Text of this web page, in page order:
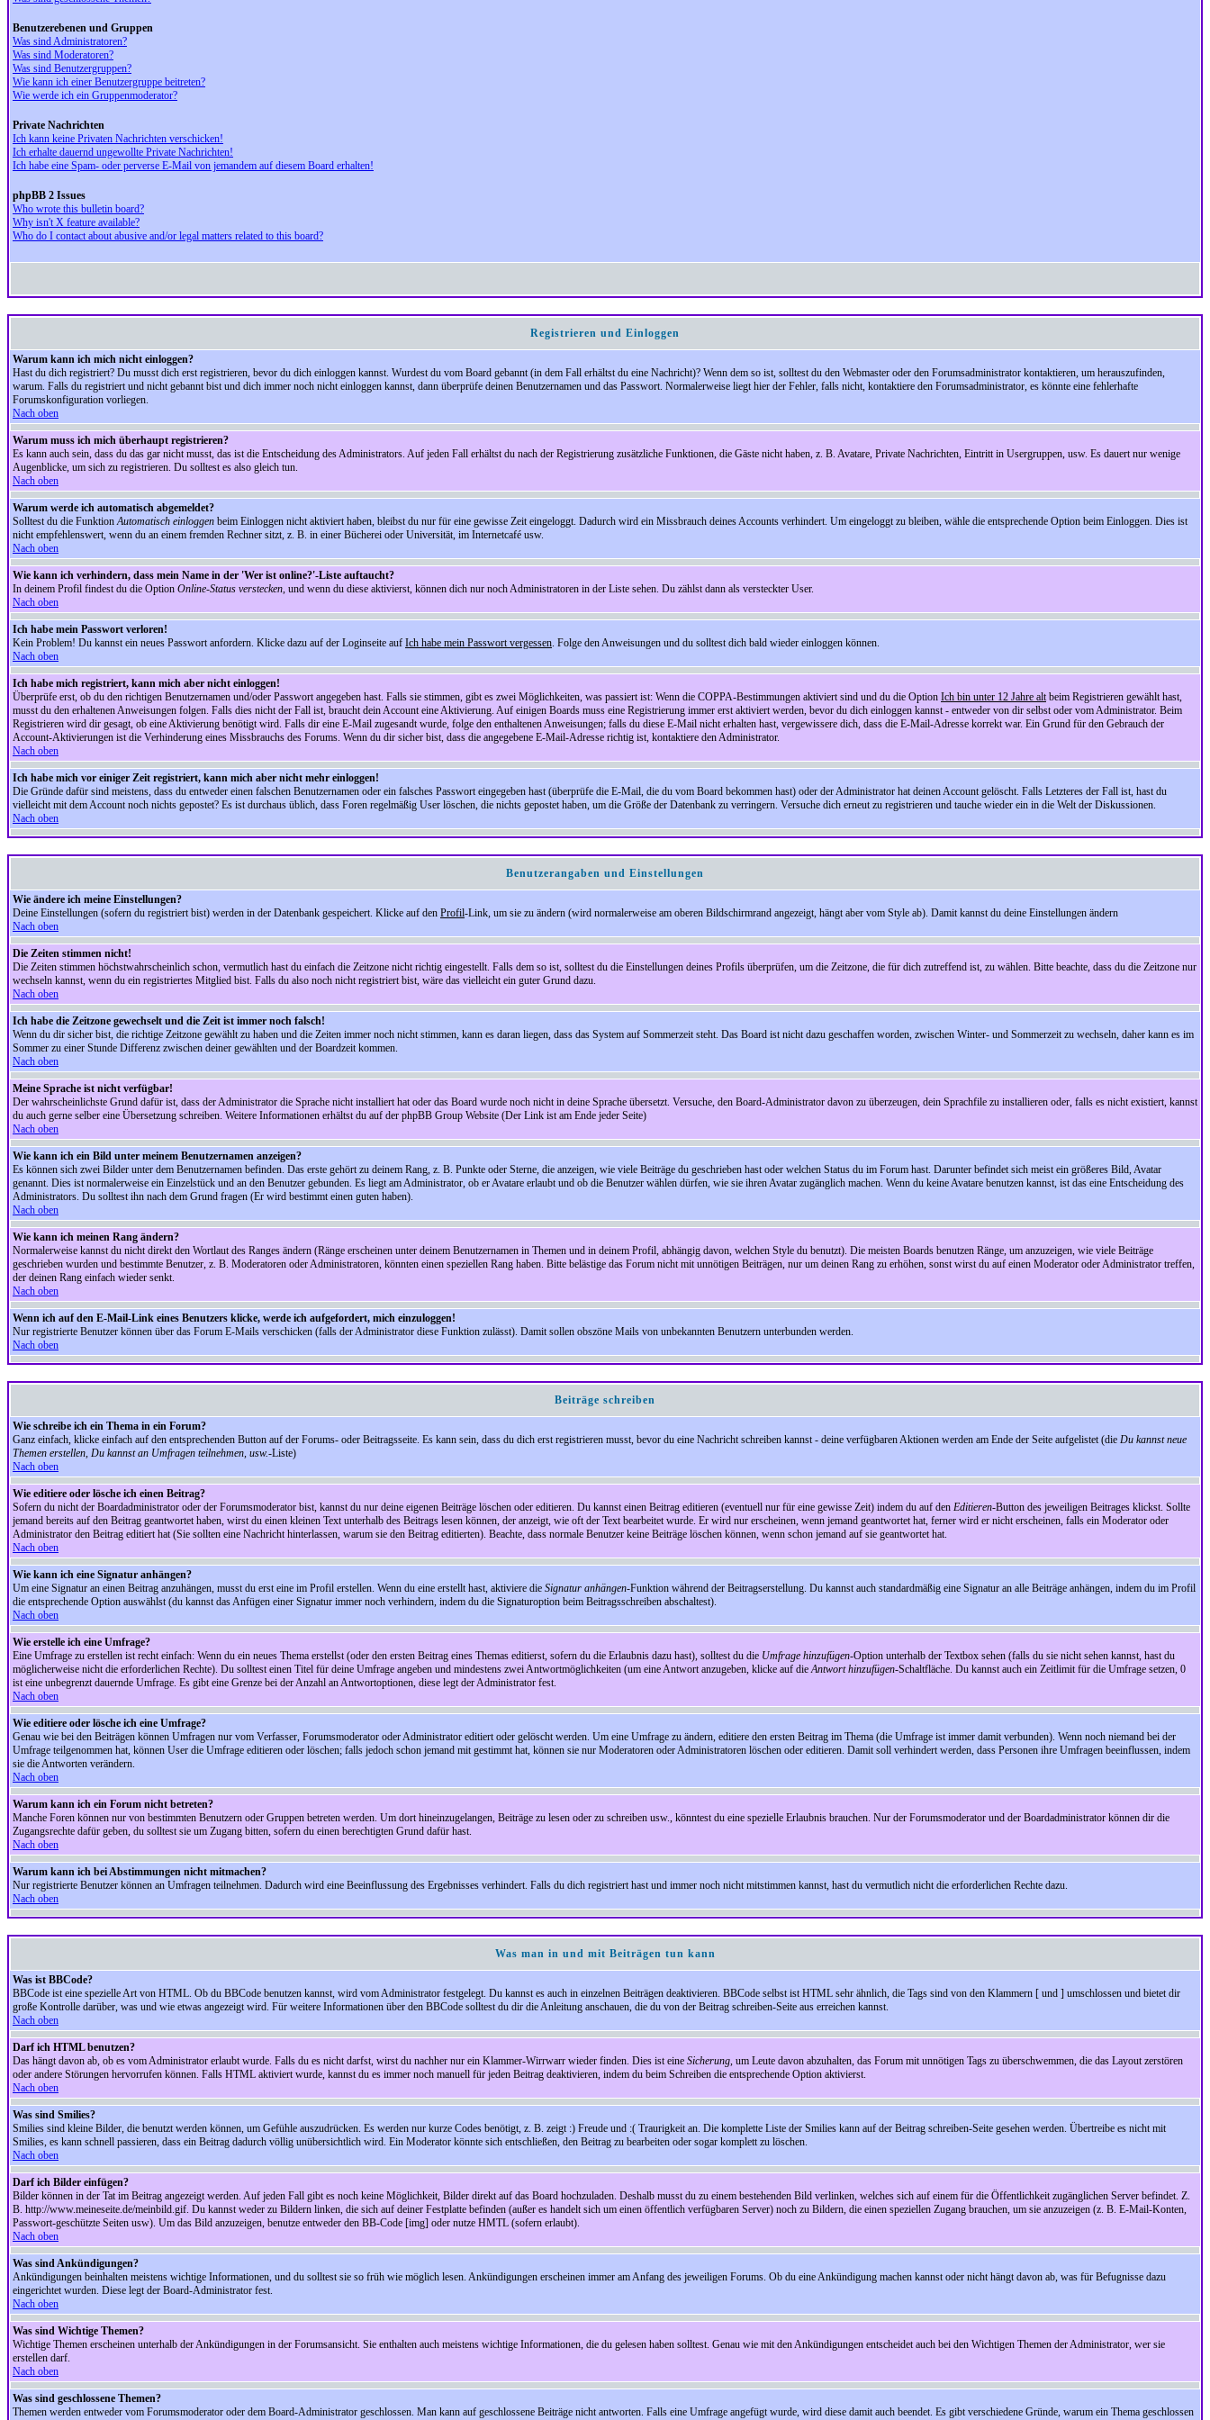
Benutzerebenen und Gruppen
Was sind Administratoren?
Was sind Moderatoren?
Was sind Benutzergruppen?
Wie kann ich einer Benutzergruppe beitreten?
Wie werde ich ein Gruppenmoderator?
Private Nachrichten
Ich kann keine Privaten Nachrichten verschicken!
Ich erhalte dauernd ungewollte Private Nachrichten!
Ich habe eine Spam- oder perverse E-Mail von jemandem auf diesem Board erhalten!
phpBB 2 Issues
Who wrote this bulletin board?
Why isn't X feature available?
Who do I contact about abusive and/or legal matters related to this board?
Registrieren und Einloggen
Warum kann ich mich nicht einloggen?
Hast du dich registriert? Du musst dich erst registrieren, bevor du dich einloggen kannst. Wurdest du vom Board gebannt (in dem Fall erhältst du eine Nachricht)? Wenn dem so ist, solltest du den Webmaster oder den Forumsadministrator kontaktieren, um herauszufinden,
warum. Falls du registriert und nicht gebannt bist und dich immer noch nicht einloggen kannst, dann überprüfe deinen Benutzernamen und das Passwort. Normalerweise liegt hier der Fehler, falls nicht, kontaktiere den Forumsadministrator, es könnte eine fehlerhafte
Forumskonfiguration vorliegen.
Nach oben
Warum muss ich mich überhaupt registrieren?
Es kann auch sein, dass du das gar nicht musst, das ist die Entscheidung des Administrators. Auf jeden Fall erhältst du nach der Registrierung zusätzliche Funktionen, die Gäste nicht haben, z. B. Avatare, Private Nachrichten, Eintritt in Usergruppen, usw. Es dauert nur wenige
Augenblicke, um sich zu registrieren. Du solltest es also gleich tun.
Nach oben
Warum werde ich automatisch abgemeldet?
Solltest du die FunktionAutomatisch einloggen beim Einloggen nicht aktiviert haben, bleibst du nur für eine gewisse Zeit eingeloggt. Dadurch wird ein Missbrauch deines Accounts verhindert. Um eingeloggt zu bleiben, wähle die entsprechende Option beim Einloggen. Dies ist
nicht empfehlenswert, wenn du an einem fremden Rechner sitzt, z. B. in einer Bücherei oder Universität, im Internetcafé usw.
Nach oben
Wie kann ich verhindern, dass mein Name in der 'Wer ist online?'-Liste auftaucht?
In deinem Profil findest du die Option Online-Status verstecken, und wenn du diese aktivierst, können dich nur noch Administratoren in der Liste sehen. Du zählst dann als versteckter User.
Nach oben
Ich habe mein Passwort verloren!
Kein Problem! Du kannst ein neues Passwort anfordern. Klicke dazu auf der Loginseite auf Ich habe mein Passwort vergessen. Folge den Anweisungen und du solltest dich bald wieder einloggen können.
Nach oben
Ich habe mich registriert, kann mich aber nicht einloggen!
Überprüfe erst, ob du den richtigen Benutzernamen und/oder Passwort angegeben hast. Falls sie stimmen, gibt es zwei Möglichkeiten, was passiert ist: Wenn die COPPA-Bestimmungen aktiviert sind und du die Option Ich bin unter 12 Jahre altbeim Registrieren gewählt hast,
musst du den erhaltenen Anweisungen folgen. Falls dies nicht der Fall ist, braucht dein Account eine Aktivierung. Auf einigen Boards muss eine Registrierung immer erst aktiviert werden, bevor du dich einloggen kannst - entweder von dir selbst oder vom Administrator. Beim
Registrieren wird dir gesagt, ob eine Aktivierung benötigt wird. Falls dir eine E-Mail zugesandt wurde, folge den enthaltenen Anweisungen; falls du diese E-Mail nicht erhalten hast, vergewissere dich, dass die E-Mail-Adresse korrekt war. Ein Grund für den Gebrauch der
Account-Aktivierungen ist die Verhinderung eines Missbrauchs des Forums. Wenn du dir sicher bist, dass die angegebene E-Mail-Adresse richtig ist, kontaktiere den Administrator.
Nach oben
Ich habe mich vor einiger Zeit registriert, kann mich aber nicht mehr einloggen!
Die Gründe dafür sind meistens, dass du entweder einen falschen Benutzernamen oder ein falsches Passwort eingegeben hast (überprüfe die E-Mail, die du vom Board bekommen hast) oder der Administrator hat deinen Account gelöscht. Falls Letzteres der Fall ist, hast du
vielleicht mit dem Account noch nichts gepostet? Es ist durchaus üblich, dass Foren regelmäßig User löschen, die nichts gepostet haben, um die Größe der Datenbank zu verringern. Versuche dich erneut zu registrieren und tauche wieder ein in die Welt der Diskussionen.
Nach oben
Benutzerangaben und Einstellungen
Wie ändere ich meine Einstellungen?
Deine Einstellungen (sofern du registriert bist) werden in der Datenbank gespeichert. Klicke auf den Profil-Link, um sie zu ändern (wird normalerweise am oberen Bildschirmrand angezeigt, hängt aber vom Style ab). Damit kannst du deine Einstellungen ändern
Nach oben
Die Zeiten stimmen nicht!
Die Zeiten stimmen höchstwahrscheinlich schon, vermutlich hast du einfach die Zeitzone nicht richtig eingestellt. Falls dem so ist, solltest du die Einstellungen deines Profils überprüfen, um die Zeitzone, die für dich zutreffend ist, zu wählen. Bitte beachte, dass du die Zeitzone nur
wechseln kannst, wenn du ein registriertes Mitglied bist. Falls du also noch nicht registriert bist, wäre das vielleicht ein guter Grund dazu.
Nach oben
Ich habe die Zeitzone gewechselt und die Zeit ist immer noch falsch!
Wenn du dir sicher bist, die richtige Zeitzone gewählt zu haben und die Zeiten immer noch nicht stimmen, kann es daran liegen, dass das System auf Sommerzeit steht. Das Board ist nicht dazu geschaffen worden, zwischen Winter- und Sommerzeit zu wechseln, daher kann es im
Sommer zu einer Stunde Differenz zwischen deiner gewählten und der Boardzeit kommen.
Nach oben
Meine Sprache ist nicht verfügbar!
Der wahrscheinlichste Grund dafür ist, dass der Administrator die Sprache nicht installiert hat oder das Board wurde noch nicht in deine Sprache übersetzt. Versuche, den Board-Administrator davon zu überzeugen, dein Sprachfile zu installieren oder, falls es nicht existiert, kannst
du auch gerne selber eine Übersetzung schreiben. Weitere Informationen erhältst du auf der phpBB Group Website (Der Link ist am Ende jeder Seite)
Nach oben
Wie kann ich ein Bild unter meinem Benutzernamen anzeigen?
Es können sich zwei Bilder unter dem Benutzernamen befinden. Das erste gehört zu deinem Rang, z. B. Punkte oder Sterne, die anzeigen, wie viele Beiträge du geschrieben hast oder welchen Status du im Forum hast. Darunter befindet sich meist ein größeres Bild, Avatar
genannt. Dies ist normalerweise ein Einzelstück und an den Benutzer gebunden. Es liegt am Administrator, ob er Avatare erlaubt und ob die Benutzer wählen dürfen, wie sie ihren Avatar zugänglich machen. Wenn du keine Avatare benutzen kannst, ist das eine Entscheidung des
Administrators. Du solltest ihn nach dem Grund fragen (Er wird bestimmt einen guten haben).
Nach oben
Wie kann ich meinen Rang ändern?
Normalerweise kannst du nicht direkt den Wortlaut des Ranges ändern (Ränge erscheinen unter deinem Benutzernamen in Themen und in deinem Profil, abhängig davon, welchen Style du benutzt). Die meisten Boards benutzen Ränge, um anzuzeigen, wie viele Beiträge
geschrieben wurden und bestimmte Benutzer, z. B. Moderatoren oder Administratoren, könnten einen speziellen Rang haben. Bitte belästige das Forum nicht mit unnötigen Beiträgen, nur um deinen Rang zu erhöhen, sonst wirst du auf einen Moderator oder Administrator treffen,
der deinen Rang einfach wieder senkt.
Nach oben
Wenn ich auf den E-Mail-Link eines Benutzers klicke, werde ich aufgefordert, mich einzuloggen!
Nur registrierte Benutzer können über das Forum E-Mails verschicken (falls der Administrator diese Funktion zulässt). Damit sollen obszöne Mails von unbekannten Benutzern unterbunden werden.
Nach oben
Beiträge schreiben
Wie schreibe ich ein Thema in ein Forum?
Ganz einfach, klicke einfach auf den entsprechenden Button auf der Forums- oder Beitragsseite. Es kann sein, dass du dich erst registrieren musst, bevor du eine Nachricht schreiben kannst - deine verfügbaren Aktionen werden am Ende der Seite aufgelistet (die Du kannst neue
Themen erstellen, Du kannst an Umfragen teilnehmen, usw.-Liste)
Nach oben
Wie editiere oder lösche ich einen Beitrag?
Sofern du nicht der Boardadministrator oder der Forumsmoderator bist, kannst du nur deine eigenen Beiträge löschen oder editieren. Du kannst einen Beitrag editieren (eventuell nur für eine gewisse Zeit) indem du auf den Editieren-Button des jeweiligen Beitrages klickst. Sollte
jemand bereits auf den Beitrag geantwortet haben, wirst du einen kleinen Text unterhalb des Beitrags lesen können, der anzeigt, wie oft der Text bearbeitet wurde. Er wird nur erscheinen, wenn jemand geantwortet hat, ferner wird er nicht erscheinen, falls ein Moderator oder
Administrator den Beitrag editiert hat (Sie sollten eine Nachricht hinterlassen, warum sie den Beitrag editierten). Beachte, dass normale Benutzer keine Beiträge löschen können, wenn schon jemand auf sie geantwortet hat.
Nach oben
Wie kann ich eine Signatur anhängen?
Um eine Signatur an einen Beitrag anzuhängen, musst du erst eine im Profil erstellen. Wenn du eine erstellt hast, aktiviere die Signatur anhängen-Funktion während der Beitragserstellung. Du kannst auch standardmäßig eine Signatur an alle Beiträge anhängen, indem du im Profil
die entsprechende Option auswählst (du kannst das Anfügen einer Signatur immer noch verhindern, indem du die Signaturoption beim Beitragsschreiben abschaltest).
Nach oben
Wie erstelle ich eine Umfrage?
Eine Umfrage zu erstellen ist recht einfach: Wenn du ein neues Thema erstellst (oder den ersten Beitrag eines Themas editierst, sofern du die Erlaubnis dazu hast), solltest du die Umfrage hinzufügen-Option unterhalb der Textbox sehen (falls du sie nicht sehen kannst, hast du
möglicherweise nicht die erforderlichen Rechte). Du solltest einen Titel für deine Umfrage angeben und mindestens zwei Antwortmöglichkeiten (um eine Antwort anzugeben, klicke auf dieAntwort hinzufügen-Schaltfläche. Du kannst auch ein Zeitlimit für die Umfrage setzen, 0
ist eine unbegrenzt dauernde Umfrage. Es gibt eine Grenze bei der Anzahl an Antwortoptionen, diese legt der Administrator fest.
Nach oben
Wie editiere oder lösche ich eine Umfrage?
Genau wie bei den Beiträgen können Umfragen nur vom Verfasser, Forumsmoderator oder Administrator editiert oder gelöscht werden. Um eine Umfrage zu ändern, editiere den ersten Beitrag im Thema (die Umfrage ist immer damit verbunden). Wenn noch niemand bei der
Umfrage teilgenommen hat, können User die Umfrage editieren oder löschen; falls jedoch schon jemand mit gestimmt hat, können sie nur Moderatoren oder Administratoren löschen oder editieren. Damit soll verhindert werden, dass Personen ihre Umfragen beeinflussen, indem
sie die Antworten verändern.
Nach oben
Warum kann ich ein Forum nicht betreten?
Manche Foren können nur von bestimmten Benutzern oder Gruppen betreten werden. Um dort hineinzugelangen, Beiträge zu lesen oder zu schreiben usw., könntest du eine spezielle Erlaubnis brauchen. Nur der Forumsmoderator und der Boardadministrator können dir die
Zugangsrechte dafür geben, du solltest sie um Zugang bitten, sofern du einen berechtigten Grund dafür hast.
Nach oben
Warum kann ich bei Abstimmungen nicht mitmachen?
Nur registrierte Benutzer können an Umfragen teilnehmen. Dadurch wird eine Beeinflussung des Ergebnisses verhindert. Falls du dich registriert hast und immer noch nicht mitstimmen kannst, hast du vermutlich nicht die erforderlichen Rechte dazu.
Nach oben
Was man in und mit Beiträgen tun kann
Was ist BBCode?
BBCode ist eine spezielle Art von HTML. Ob du BBCode benutzen kannst, wird vom Administrator festgelegt. Du kannst es auch in einzelnen Beiträgen deaktivieren. BBCode selbst ist HTML sehr ähnlich, die Tags sind von den Klammern [ und ] umschlossen und bietet dir
große Kontrolle darüber, was und wie etwas angezeigt wird. Für weitere Informationen über den BBCode solltest du dir die Anleitung anschauen, die du von der Beitrag schreiben-Seite aus erreichen kannst.
Nach oben
Darf ich HTML benutzen?
Das hängt davon ab, ob es vom Administrator erlaubt wurde. Falls du es nicht darfst, wirst du nachher nur ein Klammer-Wirrwarr wieder finden. Dies ist eine Sicherung, um Leute davon abzuhalten, das Forum mit unnötigen Tags zu überschwemmen, die das Layout zerstören
oder andere Störungen hervorrufen können. Falls HTML aktiviert wurde, kannst du es immer noch manuell für jeden Beitrag deaktivieren, indem du beim Schreiben die entsprechende Option aktivierst.
Nach oben
Was sind Smilies?
Smilies sind kleine Bilder, die benutzt werden können, um Gefühle auszudrücken. Es werden nur kurze Codes benötigt, z. B. zeigt :) Freude und :( Traurigkeit an. Die komplette Liste der Smilies kann auf der Beitrag schreiben-Seite gesehen werden. Übertreibe es nicht mit
Smilies, es kann schnell passieren, dass ein Beitrag dadurch völlig unübersichtlich wird. Ein Moderator könnte sich entschließen, den Beitrag zu bearbeiten oder sogar komplett zu löschen.
Nach oben
Darf ich Bilder einfügen?
Bilder können in der Tat im Beitrag angezeigt werden. Auf jeden Fall gibt es noch keine Möglichkeit, Bilder direkt auf das Board hochzuladen. Deshalb musst du zu einem bestehenden Bild verlinken, welches sich auf einem für die Öffentlichkeit zugänglichen Server befindet. Z.
B. http://www.meineseite.de/meinbild.gif. Du kannst weder zu Bildern linken, die sich auf deiner Festplatte befinden (außer es handelt sich um einen öffentlich verfügbaren Server) noch zu Bildern, die einen speziellen Zugang brauchen, um sie anzuzeigen (z. B. E-Mail-Konten,
Passwort-geschützte Seiten usw). Um das Bild anzuzeigen, benutze entweder den BB-Code [img] oder nutze HMTL (sofern erlaubt).
Nach oben
Was sind Ankündigungen?
Ankündigungen beinhalten meistens wichtige Informationen, und du solltest sie so früh wie möglich lesen. Ankündigungen erscheinen immer am Anfang des jeweiligen Forums. Ob du eine Ankündigung machen kannst oder nicht hängt davon ab, was für Befugnisse dazu
eingerichtet wurden. Diese legt der Board-Administrator fest.
Nach oben
Was sind Wichtige Themen?
Wichtige Themen erscheinen unterhalb der Ankündigungen in der Forumsansicht. Sie enthalten auch meistens wichtige Informationen, die du gelesen haben solltest. Genau wie mit den Ankündigungen entscheidet auch bei den Wichtigen Themen der Administrator, wer sie
erstellen darf.
Nach oben
Was sind geschlossene Themen?
Themen werden entweder vom Forumsmoderator oder dem Board-Administrator geschlossen. Man kann auf geschlossene Beiträge nicht antworten. Falls eine Umfrage angefügt wurde, wird diese damit auch beendet. Es gibt verschiedene Gründe, warum ein Thema geschlossen